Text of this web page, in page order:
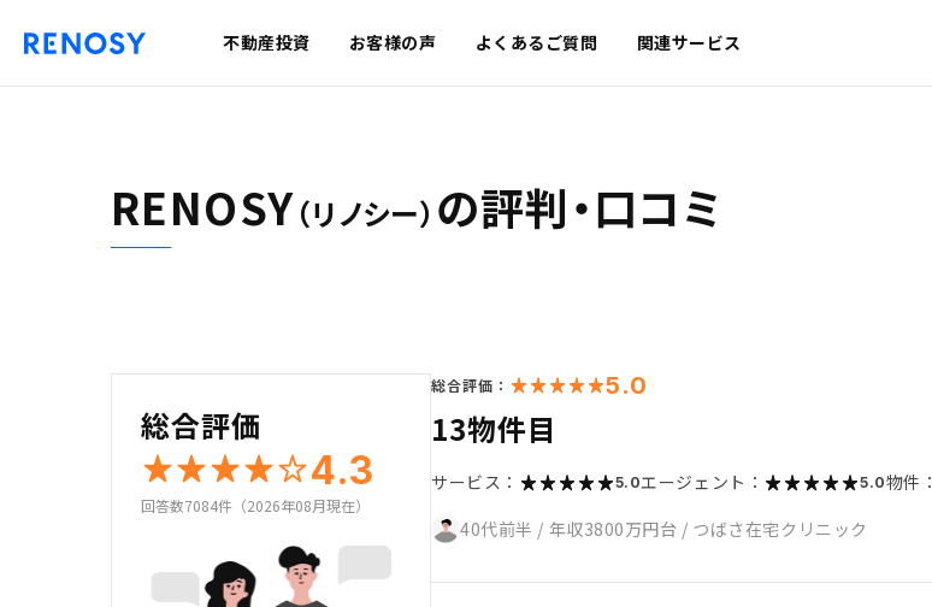
不動産投資 お客様の声 よくあるご質問 関連サービス
RENOSY（リノシー） の評判・口コミ
総合評価
4.3
回答数7084件（2026年08月現在）
総合評価： 5.0
13物件目
サービス： 5.0エージェント： 5.0物件：
40代前半 / 年収3800万円台 / つばさ在宅クリニック